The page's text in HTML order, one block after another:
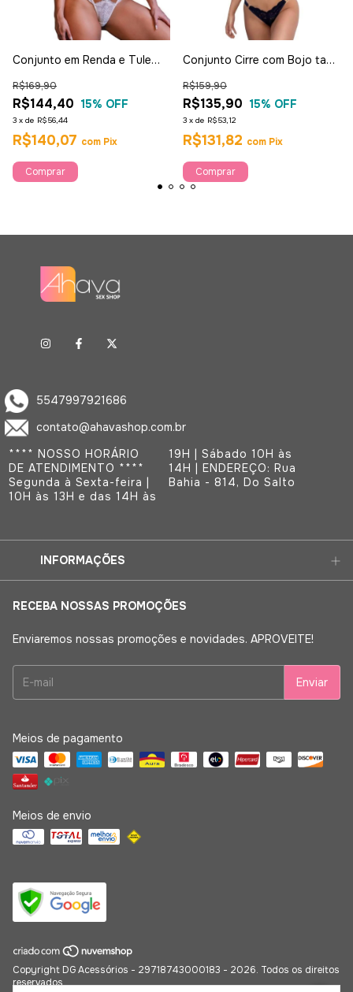
Conjunto em Renda e Tule
R$144,40
R$169,90
15% OFF
3 x de R$56,44
R$140,07 com Pix
Comprar
Conjunto Cirre com Bojo tam
R$135,90
R$159,90
15% OFF
3 x de R$53,12
R$131,82 com Pix
5547997921686
contato@ahavashop.com.br
**** NOSSO HORÁRIO
DE ATENDIMENTO ****
Segunda à Sexta-feira |
10H às 13H e das 14H às
19H | Sábado 10H às
14H | ENDEREÇO: Rua
Bahia - 814, Do Salto
INFORMAÇÕES
RECEBA NOSSAS PROMOÇÕES
Enviaremos nossas promoções e novidades. APROVEITE!
Meios de pagamento
Meios de envio
Copyright DG Acessórios - 29718743000183 - 2026. Todos os direitos
reservados.